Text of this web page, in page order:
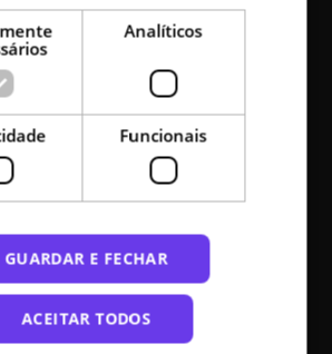
Analíticos
Funcionais
GUARDAR E FECHAR
ACEITAR TODOS